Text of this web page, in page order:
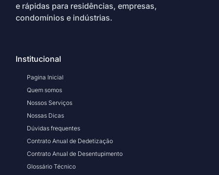
e rápidas para residências, empresas,
condomínios e indústrias.
Institucional
Pagina Inicial
Quem somos
Nossos Serviços
Nossas Dicas
Dúvidas frequentes
Contrato Anual de Dedetização
Contrato Anual de Desentupimento
Glossário Técnico